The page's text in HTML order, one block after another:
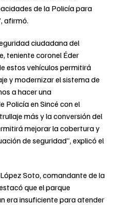
de la Policía para
afirmó.
ciudadana del
teniente coronel Éder
estos vehículos permitirá
y modernizar el sistema de
a hacer una
Policía en Sincé con el
más y la conversión del
mejorar la cobertura y
de seguridad”, explicó el
Soto, comandante de la
que el parque
era insuficiente para atender